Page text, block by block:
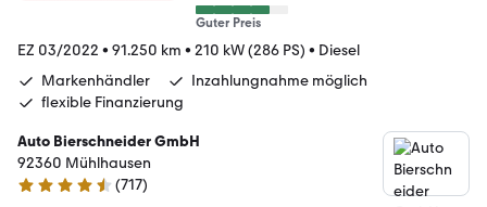
Guter Preis
EZ 03/2022 • 91.250 km • 210 kW (286 PS) • Diesel
Markenhändler
Inzahlungnahme möglich
flexible Finanzierung
Auto Bierschneider GmbH
92360 Mühlhausen
4.5 Sterne
(717)